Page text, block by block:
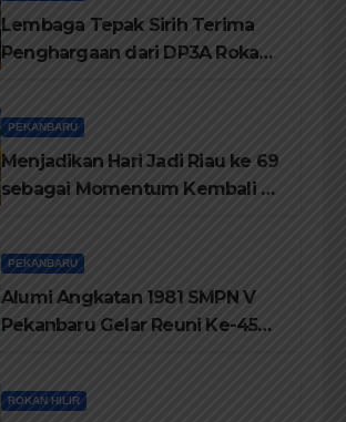
Lembaga Tepak Sirih Terima
Penghargaan dari DP3A Rokan
PEKANBARU
Menjadikan Hari Jadi Riau ke 69
sebagai Momentum Kembali ke
PEKANBARU
Alumi Angkatan 1981 SMPN V
Pekanbaru Gelar Reuni Ke-45
ROKAN HILIR